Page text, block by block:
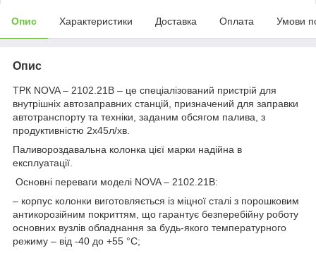
Опис Характеристики Доставка Оплата Умови
Опис
ТРК NOVA – 2102.21B – це спеціалізований пристрій для
внутрішніх автозаправних станцій, призначений для заправки
автотранспорту та техніки, заданим обсягом палива, з
продуктивністю 2х45л/хв.
Паливороздавальна колонка цієї марки надійна в
експлуатації.
Основні переваги моделі NOVA – 2102.21В:
– корпус колонки виготовляється із міцної сталі з порошковим
антикорозійним покриттям, що гарантує безперебійну роботу
основних вузлів обладнання за будь-якого температурного
режиму – від -40 до +55 °С;